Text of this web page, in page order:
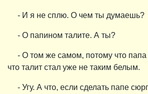
- И я не сплю. О чем ты думаешь?
- О папином талите. А ты?
- О том же самом, потому что папа
что талит стал уже не таким белым.
- Угу. А что, если сделать папе